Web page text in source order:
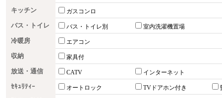
キッチン ガスコンロ
バス・トイレ バス・トイレ別 室内洗濯機置場
冷暖房 エアコン
収納 家具付
放送・通信 CATV インターネット
ｾｷｭﾘﾃｨｰ オートロック TVドアホン付き